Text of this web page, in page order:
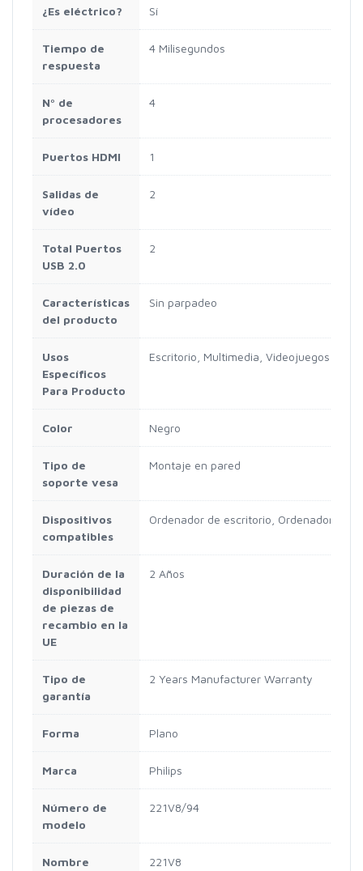
¿Es eléctrico? Sí
Tiempo de
respuesta
4 Milisegundos
Nº de
procesadores
4
Puertos HDMI 1
Salidas de
vídeo
2
Total Puertos
USB 2.0
2
Características
del producto
Sin parpadeo
Usos
Específicos
Para Producto
Escritorio, Multimedia, Videojuegos
Color Negro
Tipo de
soporte vesa
Montaje en pared
Dispositivos
compatibles
Ordenador de escritorio, Ordenador
Duración de la
disponibilidad
de piezas de
recambio en la
UE
2 Años
Tipo de
garantía
2 Years Manufacturer Warranty
Forma Plano
Marca Philips
Número de
modelo
221V8/94
Nombre
221V8